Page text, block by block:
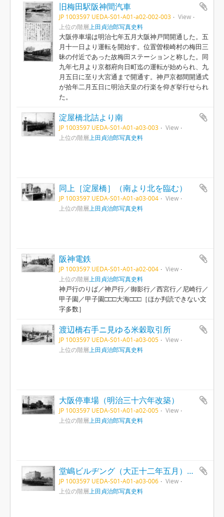
旧梅田駅阪神間汽車
JP 1003597 UEDA-S01-A01-a02-002-003
View
上位の階層上田貞治郎写真史料
大阪停車場は明治七年五月大阪神戸間開通した。五
月十一日より運転を開始す。位置曽根崎村の梅田三
昧の付近であった故梅田ステーションと称した。同
九年七月より京都府向日町迄の運転が始められ、九
月五日に至り大宮通まで開通す。神戸京都間開通式
が拾年二月五日に明治天皇の行楽を仰ぎ挙行せられ
た。
淀屋橋北詰より南
JP 1003597 UEDA-S01-A01-a03-003
View
上位の階層上田貞治郎写真史料
同上［淀屋橋］（南より北を臨む）
JP 1003597 UEDA-S01-A01-a03-004
View
上位の階層上田貞治郎写真史料
阪神電鉄
JP 1003597 UEDA-S01-A01-a02-004
View
上位の階層上田貞治郎写真史料
神戸行のりば／神戸行／御影行／西宮行／尼崎行／
甲子園／甲子園□□□大海□□□［ほか判読できない文
字多数］
渡辺橋右手ニ見ゆる米穀取引所
JP 1003597 UEDA-S01-A01-a03-005
View
上位の階層上田貞治郎写真史料
大阪停車場（明治三十六年改築）
JP 1003597 UEDA-S01-A01-a02-005
View
上位の階層上田貞治郎写真史料
堂嶋ビルヂング（大正十二年五月）と淀屋橋
JP 1003597 UEDA-S01-A01-a03-006
View
上位の階層上田貞治郎写真史料